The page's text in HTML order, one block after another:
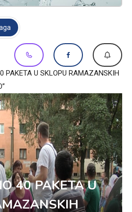
PAKETA U SKLOPU RAMAZANSKIH
40 PAKETA U